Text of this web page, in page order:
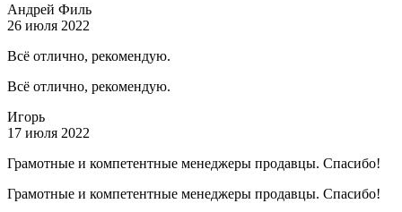
Андрей Филь
26 июля 2022
Всё отлично, рекомендую.
Всё отлично, рекомендую.
Игорь
17 июля 2022
Грамотные и компетентные менеджеры продавцы. Спасибо!
Грамотные и компетентные менеджеры продавцы. Спасибо!